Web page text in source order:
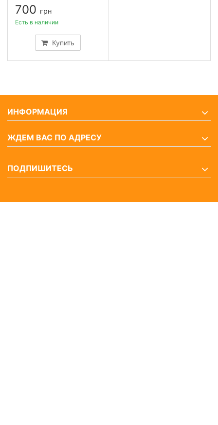
700 грн
Купить
Есть в наличии
ИНФОРМАЦИЯ
ЖДЕМ ВАС ПО АДРЕСУ
ПОДПИШИТЕСЬ